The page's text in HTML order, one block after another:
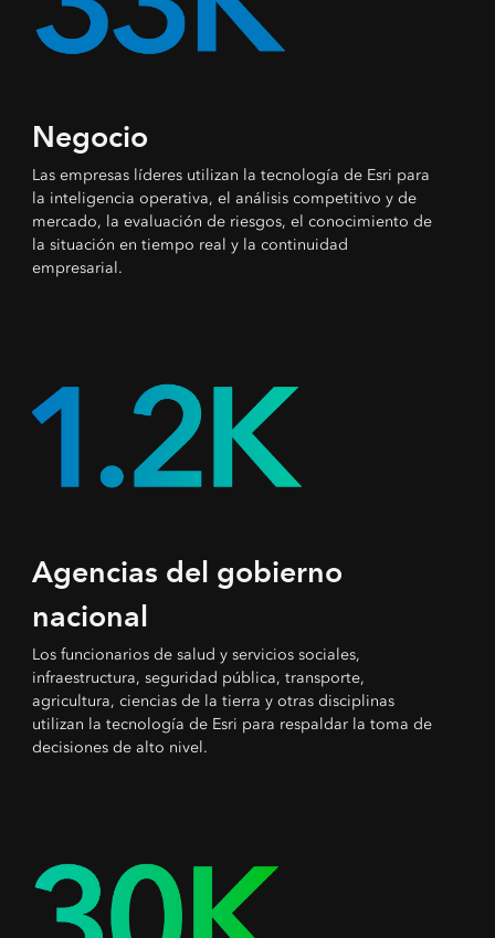
Negocio
Las empresas líderes utilizan la tecnología de Esri para
la inteligencia operativa, el análisis competitivo y de
mercado, la evaluación de riesgos, el conocimiento de
la situación en tiempo real y la continuidad
empresarial.
Agencias del gobierno
nacional
Los funcionarios de salud y servicios sociales,
infraestructura, seguridad pública, transporte,
agricultura, ciencias de la tierra y otras disciplinas
utilizan la tecnología de Esri para respaldar la toma de
decisiones de alto nivel.